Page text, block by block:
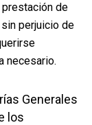
de
perjuicio de
necesario.
Generales
los